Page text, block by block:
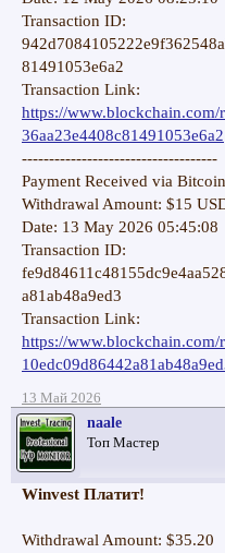
Transaction ID:
81491053e6a2
Transaction Link:
https://
36aa23e4408c81491053e6a2
------------------------------------
Payment Received via Bitcoin
Withdrawal Amount: $15
Date: 13 May 2026 05:45:08
Transaction ID:
a81ab48a9ed3
Transaction Link:
https://www.blockchain.com/
13 Май 2026
naale
Топ Мастер
Winvest Платит!
Withdrawal Amount: $35.20